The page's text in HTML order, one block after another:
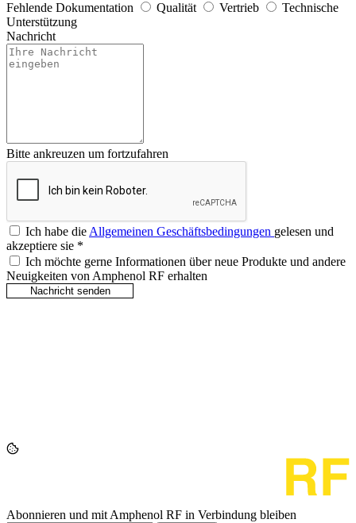
Fehlende Dokumentation
Qualität Vertrieb
Technische
Unterstützung
Nachricht
Bitte ankreuzen um fortzufahren
Ich habe die Allgemeinen Geschäftsbedingungen gelesen und
akzeptiere sie *
Ich möchte gerne Informationen über neue Produkte und andere
Neuigkeiten von Amphenol RF erhalten
Abonnieren und mit Amphenol RF in Verbindung bleiben